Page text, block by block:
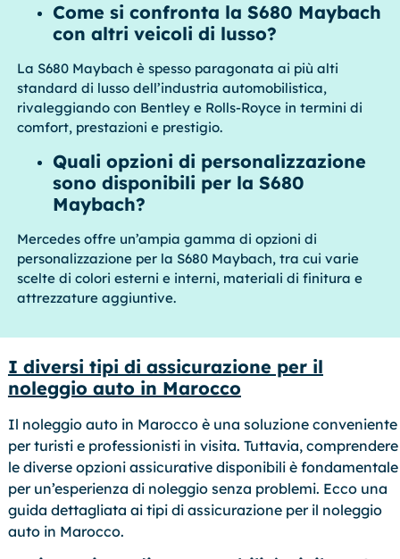
Come si confronta la S680 Maybach
con altri veicoli di lusso?
La S680 Maybach è spesso paragonata ai più alti
standard di lusso dell’industria automobilistica,
rivaleggiando con Bentley e Rolls-Royce in termini di
comfort, prestazioni e prestigio.
Quali opzioni di personalizzazione
sono disponibili per la S680
Maybach?
Mercedes offre un’ampia gamma di opzioni di
personalizzazione per la S680 Maybach, tra cui varie
scelte di colori esterni e interni, materiali di finitura e
attrezzature aggiuntive.
I diversi tipi di assicurazione per il
noleggio auto in Marocco
Il noleggio auto in Marocco è una soluzione conveniente
per turisti e professionisti in visita. Tuttavia, comprendere
le diverse opzioni assicurative disponibili è fondamentale
per un’esperienza di noleggio senza problemi. Ecco una
guida dettagliata ai tipi di assicurazione per il noleggio
auto in Marocco.